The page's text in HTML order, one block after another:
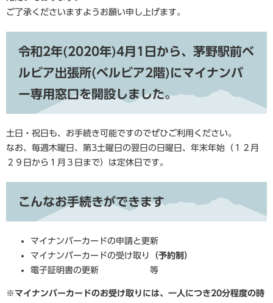
ご了承くださいますようお願い申し上げます。
令和2年(2020年)4月1日から、茅野駅前ベ
ルビア出張所(ベルビア2階)にマイナンバ
ー専用窓口を開設しました。
土日・祝日も、お手続き可能ですのでぜひご利用ください。
なお、毎週木曜日、第3土曜日の翌日の日曜日、年末年始（１２月
２９日から１月３日まで）は定休日です。
こんなお手続きができます
マイナンバーカードの申請と更新
マイナンバーカードの受け取り
（予約制）
電子証明書の更新 等
※マイナンバーカードのお受け取りには、一人につき20分程度の時